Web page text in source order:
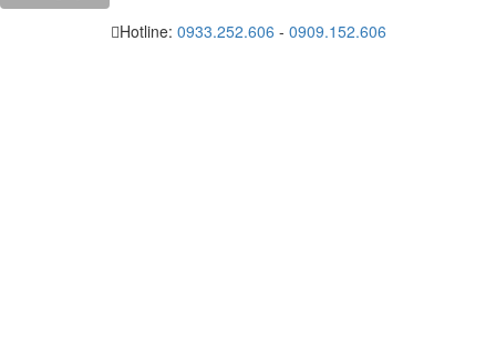
Hotline: 0933.252.606 - 0909.152.606